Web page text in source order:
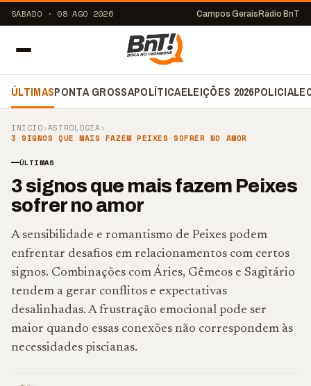
SÁBADO · 08 AGO 2026 Campos Gerais Rádio BnT
ÚLTIMASPONTA GROSSAPOLÍTICAELEIÇÕES 2026POLICIAL
INÍCIO›ASTROLOGIA›
3 SIGNOS QUE MAIS FAZEM PEIXES SOFRER NO AMOR
ÚLTIMAS
3 signos que mais fazem Peixes
sofrer no amor
A sensibilidade e romantismo de Peixes podem
enfrentar desafios em relacionamentos com certos
signos. Combinações com Áries, Gêmeos e Sagitário
tendem a gerar conflitos e expectativas
desalinhadas. A frustração emocional pode ser
maior quando essas conexões não correspondem às
necessidades piscianas.